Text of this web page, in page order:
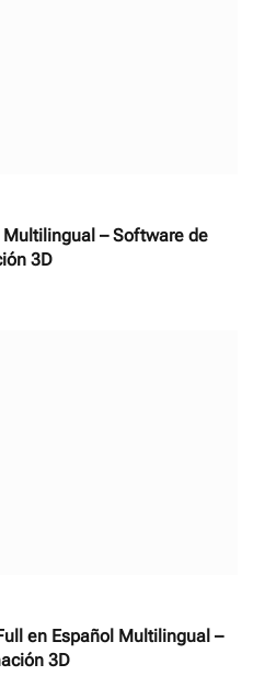
– Software de
3D
en Español Multilingual –
3D